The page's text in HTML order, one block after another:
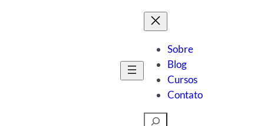
Sobre
Blog
Cursos
Contato
Pesquisar